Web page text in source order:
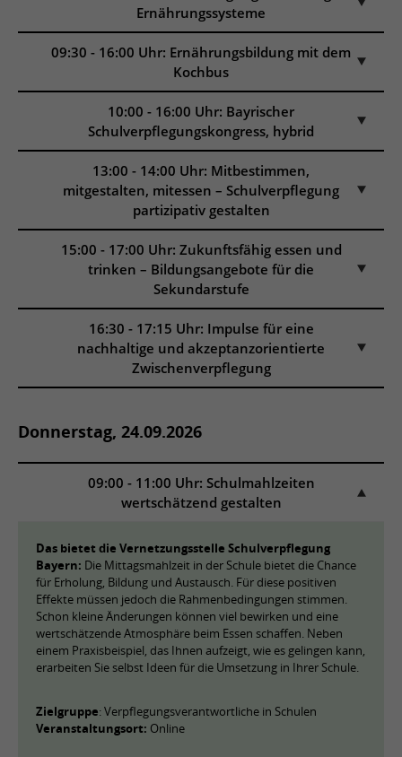
Ernährungssysteme
09:30 - 16:00 Uhr: Ernährungsbildung mit dem
Kochbus
10:00 - 16:00 Uhr: Bayrischer
Schulverpflegungskongress, hybrid
13:00 - 14:00 Uhr: Mitbestimmen,
mitgestalten, mitessen – Schulverpflegung
partizipativ gestalten
15:00 - 17:00 Uhr: Zukunftsfähig essen und
trinken – Bildungsangebote für die
Sekundarstufe
16:30 - 17:15 Uhr: Impulse für eine
nachhaltige und akzeptanzorientierte
Zwischenverpflegung
Donnerstag, 24.09.2026
09:00 - 11:00 Uhr: Schulmahlzeiten
wertschätzend gestalten
Das bietet die Vernetzungsstelle Schulverpflegung
Bayern: Die Mittagsmahlzeit in der Schule bietet die Chance
für Erholung, Bildung und Austausch. Für diese positiven
Effekte müssen jedoch die Rahmenbedingungen stimmen.
Schon kleine Änderungen können viel bewirken und eine
wertschätzende Atmosphäre beim Essen schaffen. Neben
einem Praxisbeispiel, das Ihnen aufzeigt, wie es gelingen kann,
erarbeiten Sie selbst Ideen für die Umsetzung in Ihrer Schule.
Zielgruppe: Verpflegungsverantwortliche in Schulen
Veranstaltungsort: Online